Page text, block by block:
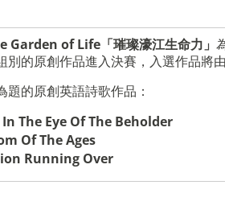
Garden of Life 「璀璨濠江生命力」
的原創作品進入決賽，入選作品將
的原創英語詩歌作品：
The Eye Of The Beholder
Of The Ages
Running Over